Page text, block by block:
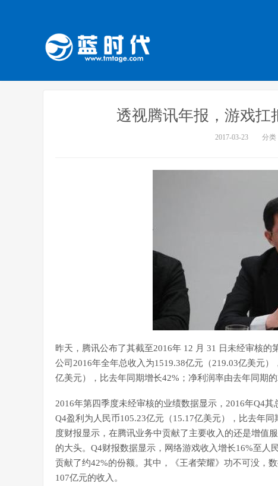
透视腾讯年报，游戏扛
2017-03-23 分类
昨天，腾讯公布了其截至2016年 12 月 31 日未经审核
公司2016年全年总收入为1519.38亿元（219.03亿美元
亿美元），比去年同期增长42%；净利润率由去年同期的
2016年第四季度未经审核的业绩数据显示，2016年Q4
Q4盈利为人民币105.23亿元（15.17亿美元），比去年
度财报显示，在腾讯业务中贡献了主要收入的还是增值
的大头。Q4财报数据显示，网络游戏收入增长16%至人
贡献了约42%的份额。其中，《王者荣耀》功不可没，
107亿元的收入。